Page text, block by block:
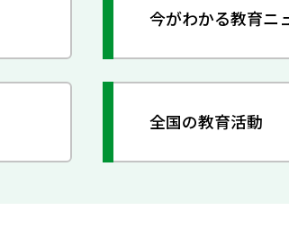
今がわかる教育ニ
全国の教育活動